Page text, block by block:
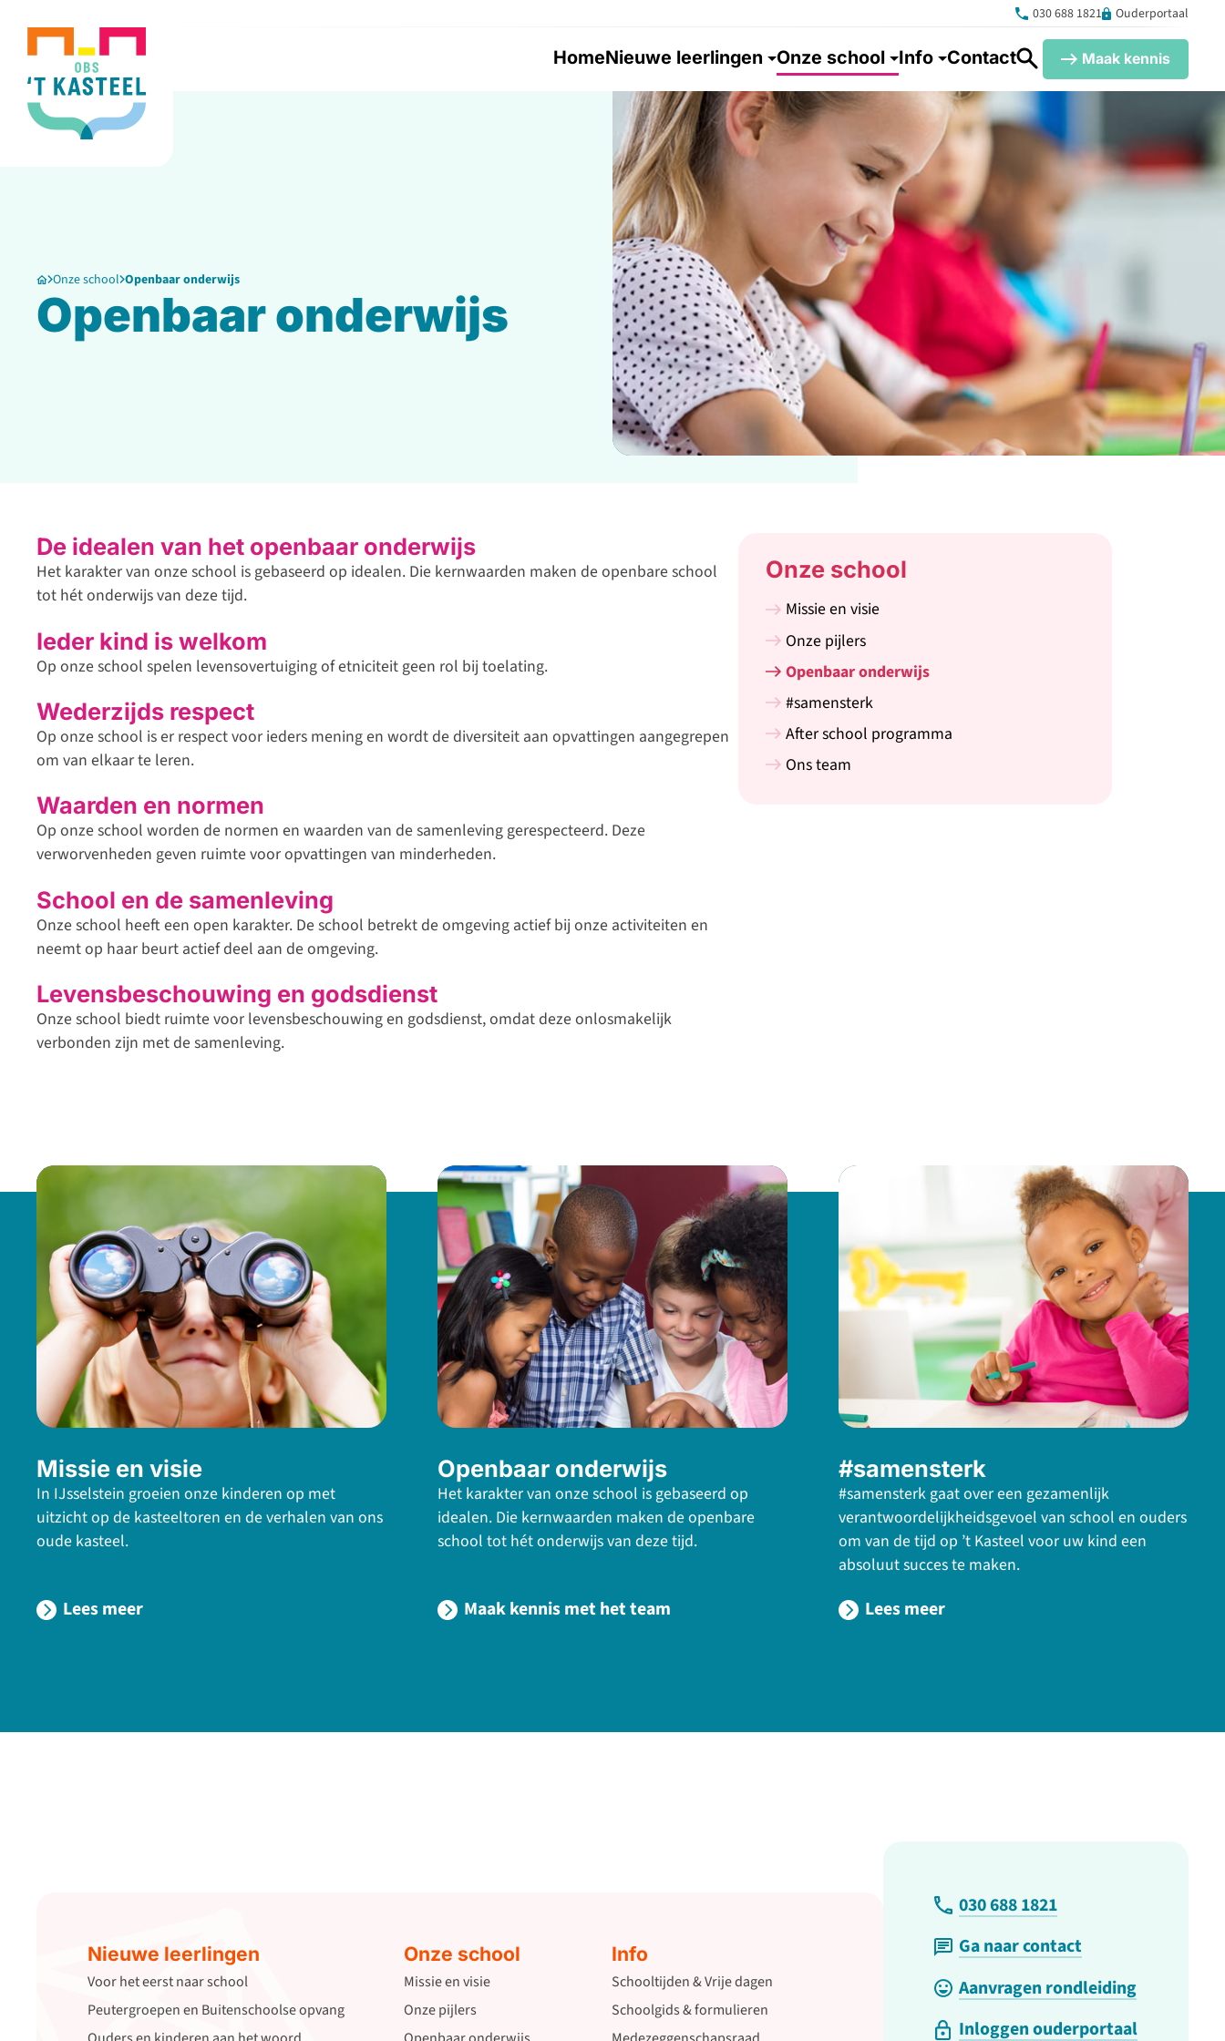
030 688 1821 Ouderportaal
HomeNieuwe leerlingen Onze school Info Contact Maak kennis
Onze school Openbaar onderwijs
Openbaar onderwijs
De idealen van het openbaar onderwijs
Het karakter van onze school is gebaseerd op idealen. Die kernwaarden maken de openbare school
tot hét onderwijs van deze tijd.
Ieder kind is welkom
Op onze school spelen levensovertuiging of etniciteit geen rol bij toelating.
Wederzijds respect
Op onze school is er respect voor ieders mening en wordt de diversiteit aan opvattingen aangegrepen
om van elkaar te leren.
Waarden en normen
Op onze school worden de normen en waarden van de samenleving gerespecteerd. Deze
verworvenheden geven ruimte voor opvattingen van minderheden.
School en de samenleving
Onze school heeft een open karakter. De school betrekt de omgeving actief bij onze activiteiten en
neemt op haar beurt actief deel aan de omgeving.
Levensbeschouwing en godsdienst
Onze school biedt ruimte voor levensbeschouwing en godsdienst, omdat deze onlosmakelijk
verbonden zijn met de samenleving.
Onze school
Missie en visie
Onze pijlers
Openbaar onderwijs
#samensterk
After school programma
Ons team
Missie en visie
In IJsselstein groeien onze kinderen op met
uitzicht op de kasteeltoren en de verhalen van ons
oude kasteel.
Lees meer
Openbaar onderwijs
Het karakter van onze school is gebaseerd op
idealen. Die kernwaarden maken de openbare
school tot hét onderwijs van deze tijd.
Maak kennis met het team
#samensterk
#samensterk gaat over een gezamenlijk
verantwoordelijkheidsgevoel van school en ouders
om van de tijd op ’t Kasteel voor uw kind een
absoluut succes te maken.
Lees meer
Nieuwe leerlingen
Voor het eerst naar school
Peutergroepen en Buitenschoolse opvang
Onze school
Missie en visie
Onze pijlers
Info
Schooltijden & Vrije dagen
Schoolgids & formulieren
030 688 1821
Ga naar contact
Aanvragen rondleiding
Inloggen ouderportaal